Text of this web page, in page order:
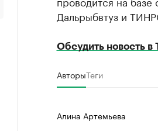
Дальрыбвтуз и
Обсудить новость
АвторыТеги
Алина Артемьева